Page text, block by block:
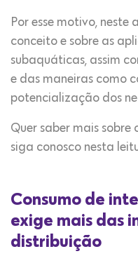
Por esse motivo,
conceito e sobre as
subaquáticas, assim
e das maneiras como
potencialização dos
Quer saber mais sobre
siga conosco nesta
Consumo de
exige mais das
distribuição